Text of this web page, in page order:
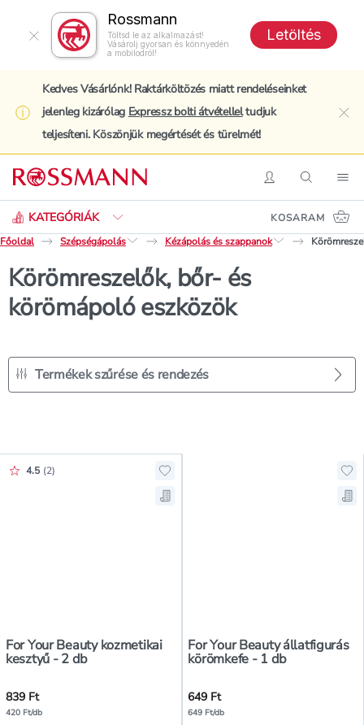
Rossmann
Töltsd le az alkalmazást!
Vásárolj gyorsan és könnyedén
a mobilodról!
Letöltés
Kedves Vásárlónk! Raktárköltözés miatt rendeléseinket
jelenleg kizárólag Expressz bolti átvételleltudjuk
teljesíteni. Köszönjük megértését és türelmét!
BelépésKeresés
KATEGÓRIÁK
Keresés
KOSARAM
Főoldal
Szépségápolás Kézápolás és szappanok
Körömreszelők, bőr- és
körömápoló eszközök
Termékek szűrése és rendezés
For Your Beauty kozmetikai
kesztyű - 2 db
Értékelés pontszáma:
4.5 (2)
Hozzáadás a kedvencekhez, For
Mentés a bevásárló listára, For
839 Ft
420 Ft/db
For Your Beauty állatfigurás
körömkefe - 1 db
649 Ft
649 Ft/db